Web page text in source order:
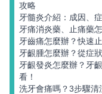
攻略
牙髓炎介紹：成因、
牙痛消炎藥、止痛藥
牙齒痛怎麼辦？快速
牙齦腫怎麼辦？從症
牙齦發炎怎麼辦？牙
看！
洗牙會痛嗎？3步驟清